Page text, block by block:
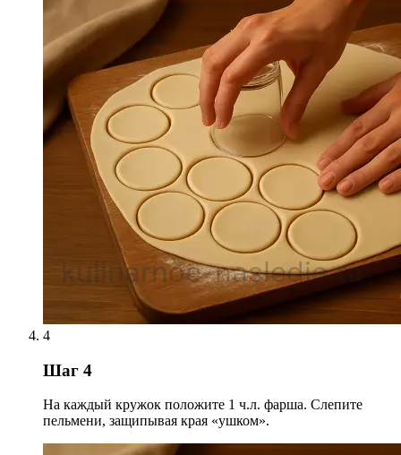
4
Шаг 4
На каждый кружок положите 1 ч.л. фарша. Слепите
пельмени, защипывая края «ушком».